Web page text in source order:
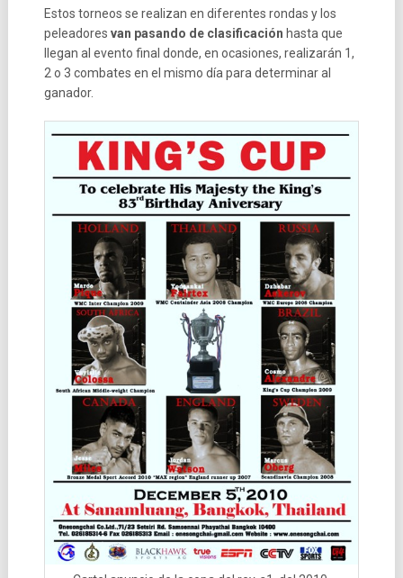
Estos torneos se realizan en diferentes rondas y los
peleadores van pasando de clasificación hasta que
llegan al evento final donde, en ocasiones, realizarán 1,
2 o 3 combates en el mismo día para determinar al
ganador.